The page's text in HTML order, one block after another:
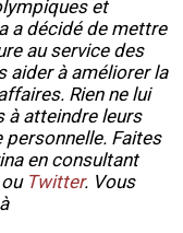
et
a décidé de mettre
au service des
aider à améliorer la
Rien ne lui
à atteindre leurs
Faites
en consultant
Twitter. Vous